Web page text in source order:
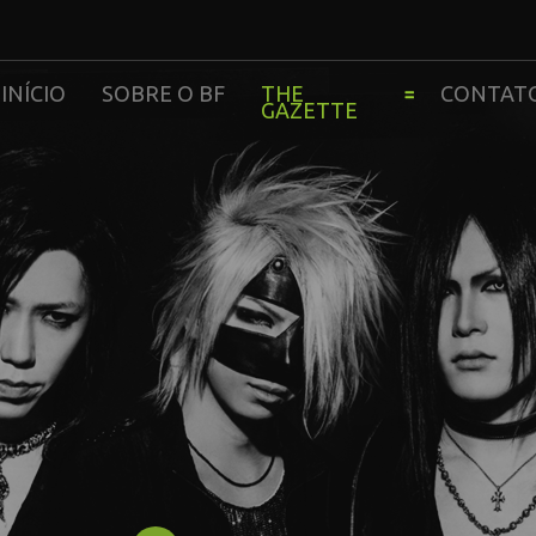
INÍCIO SOBRE O BF THE
GAZETTE